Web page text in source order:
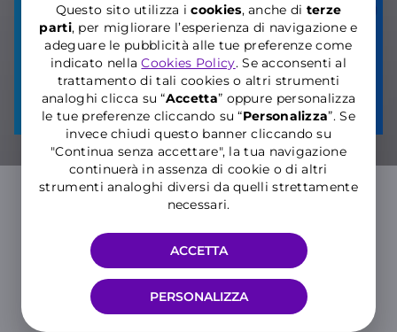
Questo sito utilizza icookies, anche di terze
parti, per migliorare l’esperienza di navigazione e
adeguare le pubblicità alle tue preferenze come
indicato nellaCookies Policy. Se acconsenti al
trattamento di tali cookies o altri strumenti
analoghi clicca su “Accetta” oppure personalizza
le tue preferenze cliccando su “Personalizza”. Se
invece chiudi questo banner cliccando su
"Continua senza accettare", la tua navigazione
continuerà in assenza di cookie o di altri
strumenti analoghi diversi da quelli strettamente
necessari.
PERSONALIZZA
ACCETTA
Registrati entro il 22.07
Non perderti l’innovazione e scopri
l’imperdibile sconto e altri
vantaggi!
Una nuova forma sta per arrivare